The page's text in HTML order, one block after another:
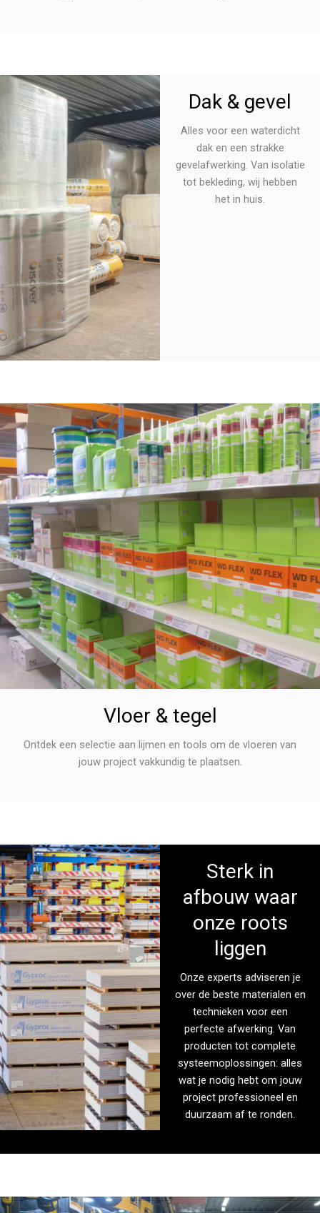
Dak & gevel
Alles voor een waterdicht
dak en een strakke
gevelafwerking. Van isolatie
tot bekleding, wij hebben
het in huis.
Vloer & tegel
Ontdek een selectie aan lijmen en tools om de vloeren van
jouw project vakkundig te plaatsen.
Sterk in
afbouw waar
onze roots
liggen
Onze experts adviseren je
over de beste materialen en
technieken voor een
perfecte afwerking. Van
producten tot complete
systeemoplossingen: alles
wat je nodig hebt om jouw
project professioneel en
duurzaam af te ronden.